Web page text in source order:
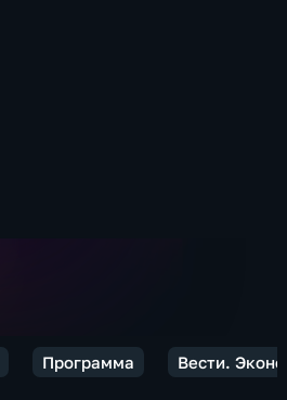
Программа Вести.